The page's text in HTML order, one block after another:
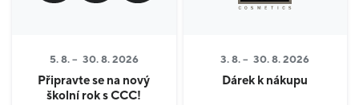
5. 8. – 30. 8. 2026
Připravte se na nový
školní rok s CCC!
3. 8. – 30. 8. 2026
Dárek k nákupu